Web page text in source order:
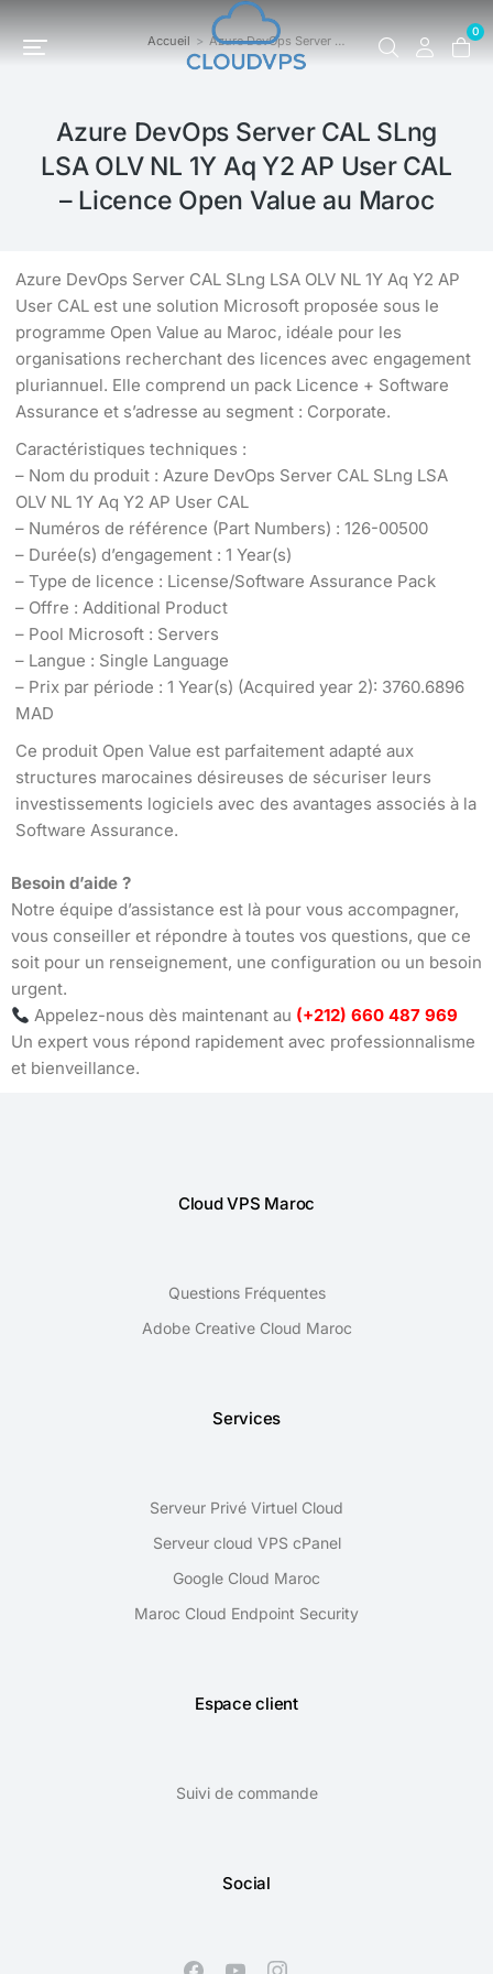
0
Vous êtes ici : Accueil Azure DevOps Server …
Azure DevOps Server CAL SLng
LSA OLV NL 1Y Aq Y2 AP User CAL
– Licence Open Value au Maroc
Azure DevOps Server CAL SLng LSA OLV NL 1Y Aq Y2 AP
User CAL est une solution Microsoft proposée sous le
programme Open Value au Maroc, idéale pour les
organisations recherchant des licences avec engagement
pluriannuel. Elle comprend un pack Licence + Software
Assurance et s’adresse au segment : Corporate.
Caractéristiques techniques :
– Nom du produit : Azure DevOps Server CAL SLng LSA
OLV NL 1Y Aq Y2 AP User CAL
– Numéros de référence (Part Numbers) : 126-00500
– Durée(s) d’engagement : 1 Year(s)
– Type de licence : License/Software Assurance Pack
– Offre : Additional Product
– Pool Microsoft : Servers
– Langue : Single Language
– Prix par période : 1 Year(s) (Acquired year 2): 3760.6896
MAD
Ce produit Open Value est parfaitement adapté aux
structures marocaines désireuses de sécuriser leurs
investissements logiciels avec des avantages associés à la
Software Assurance.
Besoin d’aide ?
Notre équipe d’assistance est là pour vous accompagner,
vous conseiller et répondre à toutes vos questions, que ce
soit pour un renseignement, une configuration ou un besoin
urgent.
Appelez-nous dès maintenant au (+212) 660 487 969
Un expert vous répond rapidement avec professionnalisme
et bienveillance.
Cloud VPS Maroc
Questions Fréquentes
Adobe Creative Cloud Maroc
Services
Serveur Privé Virtuel Cloud
Serveur cloud VPS cPanel
Google Cloud Maroc
Maroc Cloud Endpoint Security
Espace client
Suivi de commande
Social